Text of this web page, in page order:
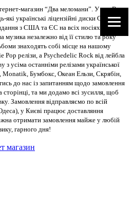
магазин “Два меломани”. У нас Ви
українські ліцензійні диски CD, DVD,
з США та ЄС на всіх носіях. В
музика незалежно від її стилю та року
знаходять собі місце на нашому
Pop релізи, а Psychedelic Rock від лейбла
усіма останніми релізами української
Бумбокс, Океан Ельзи, Скрябін,
до нас із запитанням щодо замовлення
сторінці, та ми додамо всі зусилля, щоб
Замовлення відправляємо по всій
у Києві працює доставляння
отримати замовлення майже у любій
гарного дня!